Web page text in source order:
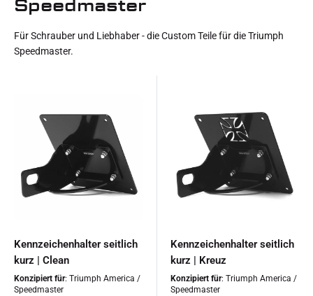
Speedmaster
Für Schrauber und Liebhaber - die Custom Teile für die Triumph
Speedmaster.
Kennzeichenhalter seitlich
kurz | Clean
Konzipiert für: Triumph America /
Speedmaster
Kennzeichenhalter seitlich
kurz | Kreuz
Konzipiert für: Triumph America /
Speedmaster